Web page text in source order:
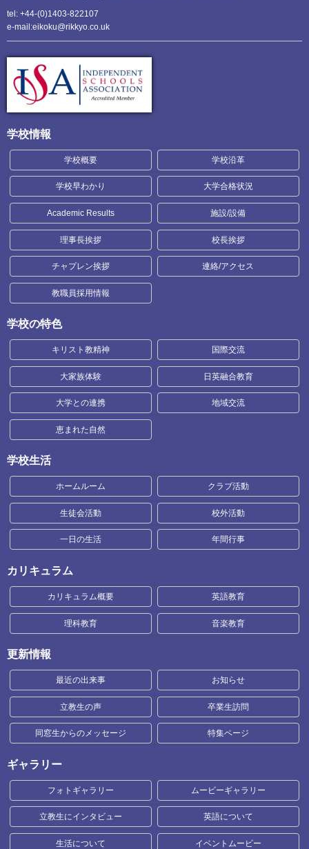
tel: +44-(0)1403-822107
e-mail:eikoku@rikkyo.co.uk
学校情報
学校概要 学校沿革
学校早わかり 大学合格状況
Academic Results 施設/設備
理事長挨拶 校長挨拶
チャプレン挨拶 連絡/アクセス
教職員採用情報
学校の特色
キリスト教精神 国際交流
大家族体験 日英融合教育
大学との連携 地域交流
恵まれた自然
学校生活
ホームルーム クラブ活動
生徒会活動 校外活動
一日の生活 年間行事
カリキュラム
カリキュラム概要 英語教育
理科教育 音楽教育
更新情報
最近の出来事 お知らせ
立教生の声 卒業生訪問
同窓生からのメッセージ 特集ページ
ギャラリー
フォトギャラリー ムービーギャラリー
立教生にインタビュー 英語について
生活について イベントムービー